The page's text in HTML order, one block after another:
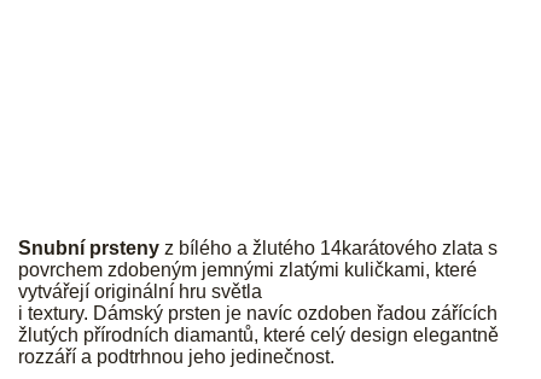
Snubní prsteny z bílého a žlutého 14karátového zlata s
povrchem zdobeným jemnými zlatými kuličkami, které
vytvářejí originální hru světla
i textury. Dámský prsten je navíc ozdoben řadou zářících
žlutých přírodních diamantů, které celý design elegantně
rozzáří a podtrhnou jeho jedinečnost.